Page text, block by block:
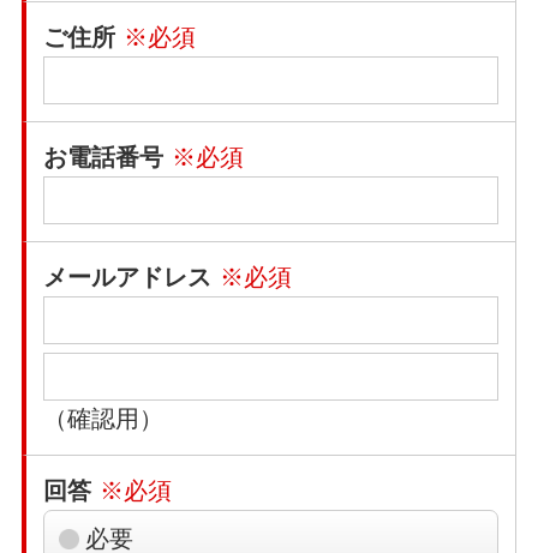
ご住所 ※必須
お電話番号 ※必須
メールアドレス ※必須
（確認用）
回答 ※必須
必要